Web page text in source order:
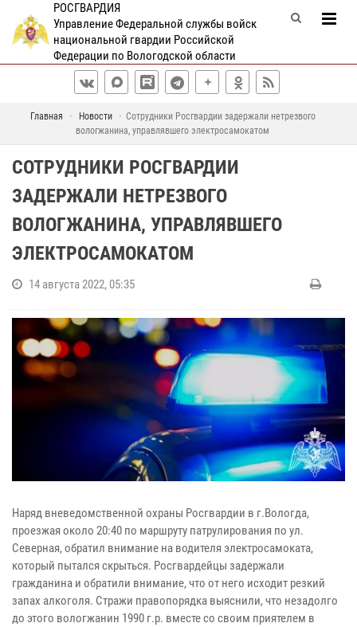
РОСГВАРДИЯ
Управление Федеральной службы войск
национальной гвардии Российской
Федерации по Вологодской области
Главная Новости
Сотрудники Росгвардии задержали нетрезвого
вологжанина, управлявшего электросамокатом
СОТРУДНИКИ РОСГВАРДИИ
ЗАДЕРЖАЛИ НЕТРЕЗВОГО
ВОЛОГЖАНИНА, УПРАВЛЯВШЕГО
ЭЛЕКТРОСАМОКАТОМ
14 августа 2022, 05:35
Наряд вневедомственной охраны Росгвардии в г.Вологда,
проезжая около 20:40 по маршруту патрулирования по ул.
Северная, обратил внимание на водителя электросамоката,
который пытался скрыться. Росгвардейцы задержали
гражданина и обратили внимание, что от него исходит резкий
запах алкоголя. Стражи правопорядка выяснили, что незадолго
до этого вологжанин 1990 г.р. вместе со своим приятелем в